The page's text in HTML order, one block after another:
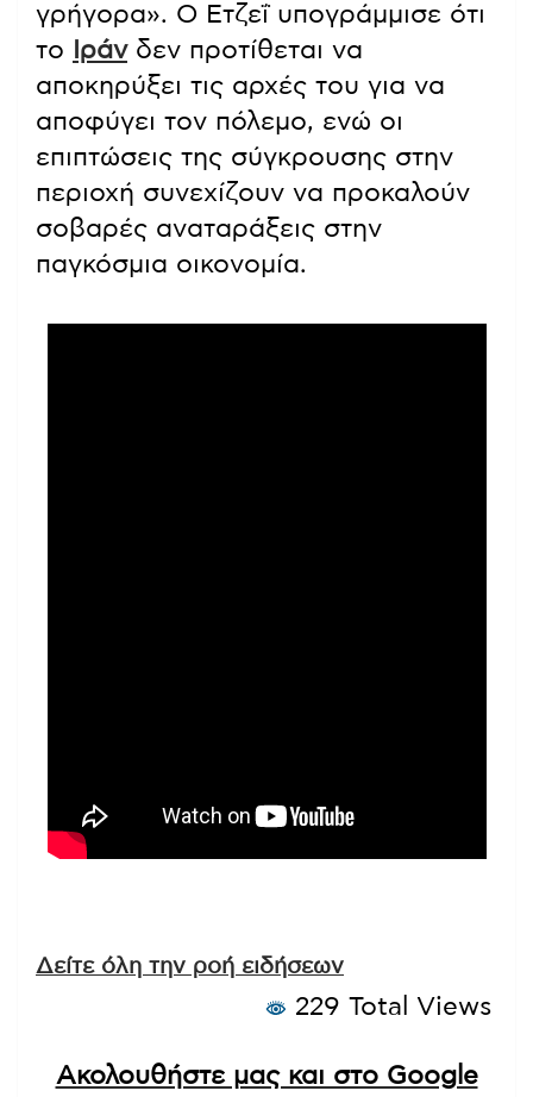
γρήγορα». Ο Ετζεΐ υπογράμμισε ότι
το
Ιράνδεν προτίθεται να
αποκηρύξει τις αρχές του για να
αποφύγει τον πόλεμο, ενώ οι
επιπτώσεις της σύγκρουσης στην
περιοχή συνεχίζουν να προκαλούν
σοβαρές αναταράξεις στην
παγκόσμια οικονομία.
Δείτε όλη την ροή ειδήσεων
229 Total Views
Ακολουθήστε μας και στο Google